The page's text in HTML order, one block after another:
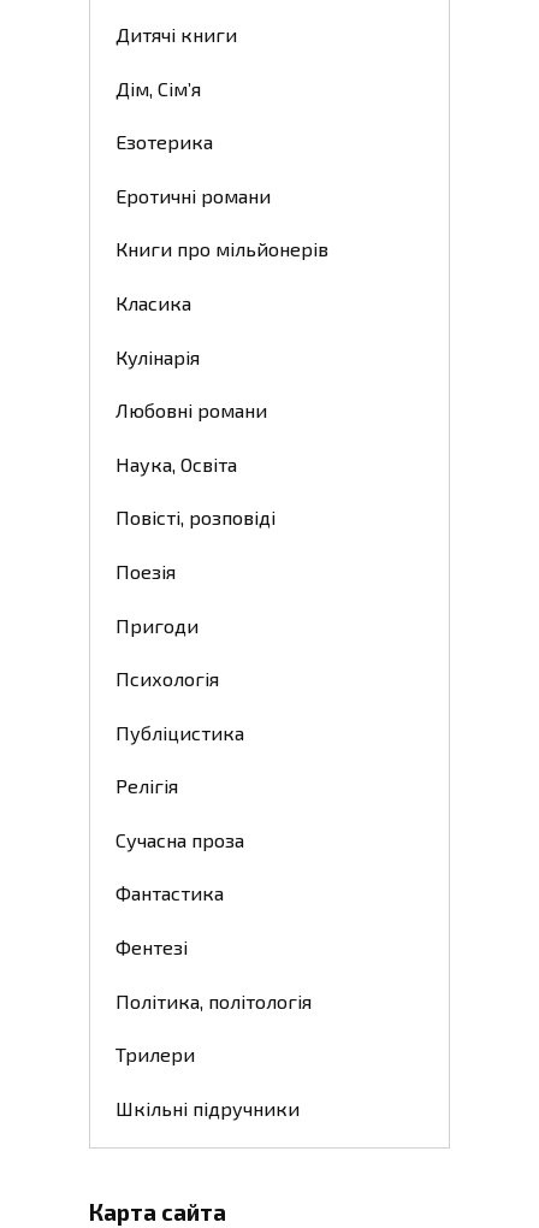
Дитячі книги
Дім, Сім’я
Езотерика
Еротичні романи
Книги про мільйонерів
Класика
Кулінарія
Любовні романи
Наука, Освіта
Повісті, розповіді
Поезія
Пригоди
Психологія
Публіцистика
Релігія
Сучасна проза
Фантастика
Фентезі
Політика, політологія
Трилери
Шкільні підручники
Карта сайта